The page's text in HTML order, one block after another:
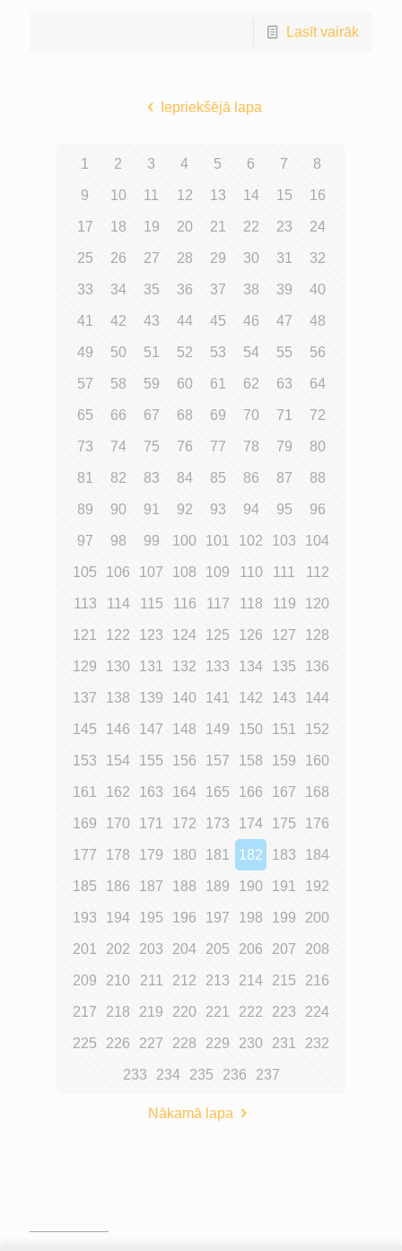
Lasīt vairāk
Iepriekšējā lapa
1 2 3 4 5 6 7 8
9 10 11 12 13 14 15 16
17 18 19 20 21 22 23 24
25 26 27 28 29 30 31 32
33 34 35 36 37 38 39 40
41 42 43 44 45 46 47 48
49 50 51 52 53 54 55 56
57 58 59 60 61 62 63 64
65 66 67 68 69 70 71 72
73 74 75 76 77 78 79 80
81 82 83 84 85 86 87 88
89 90 91 92 93 94 95 96
97 98 99 100 101 102 103 104
105 106 107 108 109 110 111 112
113 114 115 116 117 118 119 120
121 122 123 124 125 126 127 128
129 130 131 132 133 134 135 136
137 138 139 140 141 142 143 144
145 146 147 148 149 150 151 152
153 154 155 156 157 158 159 160
161 162 163 164 165 166 167 168
169 170 171 172 173 174 175 176
177 178 179 180 181 182 183 184
185 186 187 188 189 190 191 192
193 194 195 196 197 198 199 200
201 202 203 204 205 206 207 208
209 210 211 212 213 214 215 216
217 218 219 220 221 222 223 224
225 226 227 228 229 230 231 232
233 234 235 236 237
Nākamā lapa